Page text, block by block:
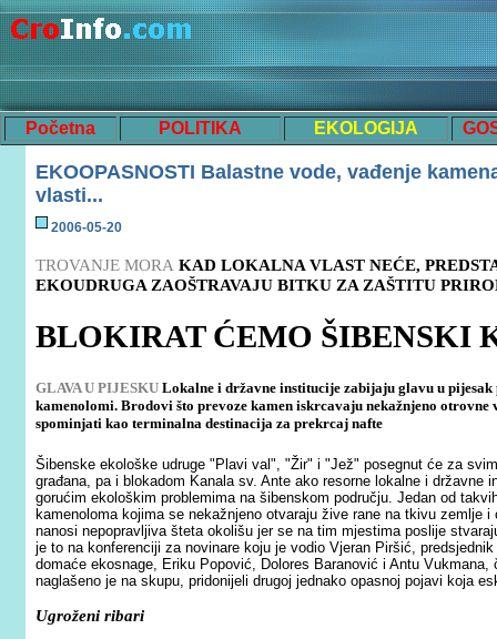
Početna POLITIKA EKOLOGIJA
EKOOPASNOSTI Balastne vode, vađenje
vlasti...
2006-05-20
TROVANJE MORA KAD LOKALNA VLAST NEĆE,
EKOUDRUGA ZAOŠTRAVAJU BITKU ZA ZAŠTITU
BLOKIRAT ĆEMO ŠIBENSKI
GLAVA U PIJESKU Lokalne i državne institucije zabijaju glavu u
kamenolomi. Brodovi što prevoze kamen iskrcavaju nekažnjeno otrovne
spominjati kao terminalna destinacija za prekrcaj nafte
Šibenske ekološke udruge "Plavi val", "Žir" i "Jež" posegnut će za
građana, pa i blokadom Kanala sv. Ante ako resorne lokalne i državne
gorućim ekološkim problemima na šibenskom području. Jedan od
kamenoloma kojima se nekažnjeno otvaraju žive rane na tkivu zemlje
nanosi nepopravljiva šteta okolišu jer se na tim mjestima poslije
je to na konferenciji za novinare koju je vodio Vjeran Piršić,
domaće ekosnage, Eriku Popović, Dolores Baranović i Antu
naglašeno je na skupu, pridonijeli drugoj jednako opasnoj pojavi koja
Ugroženi ribari